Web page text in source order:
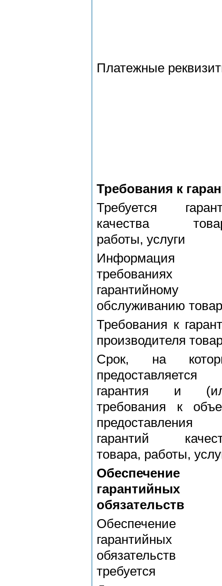
Платежные
Требования к
Требуется
качества
работы, услуги
Информация
гарантийному
обслуживанию
Требования к
производителя
Срок, на
предоставляется
гарантия и
требования к
предоставления
гарантий
товара, работы,
Обеспечение
гарантийных
обязательств
Обеспечение
гарантийных
обязательств
требуется